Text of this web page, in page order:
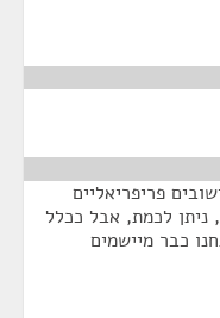
פריפריאליים
ניתן לכמת, אבל ככלל
כבר מיישמים